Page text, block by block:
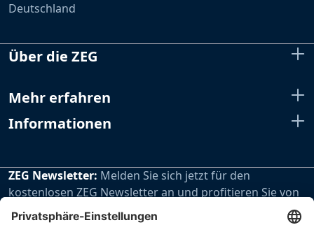
Deutschland
Über die ZEG
Mehr erfahren
Informationen
ZEG Newsletter: Melden Sie sich jetzt für den
kostenlosen ZEG Newsletter an und profitieren Sie von
den extra Vorteilen unseres regelmäßig erscheinenden
Newsletters.